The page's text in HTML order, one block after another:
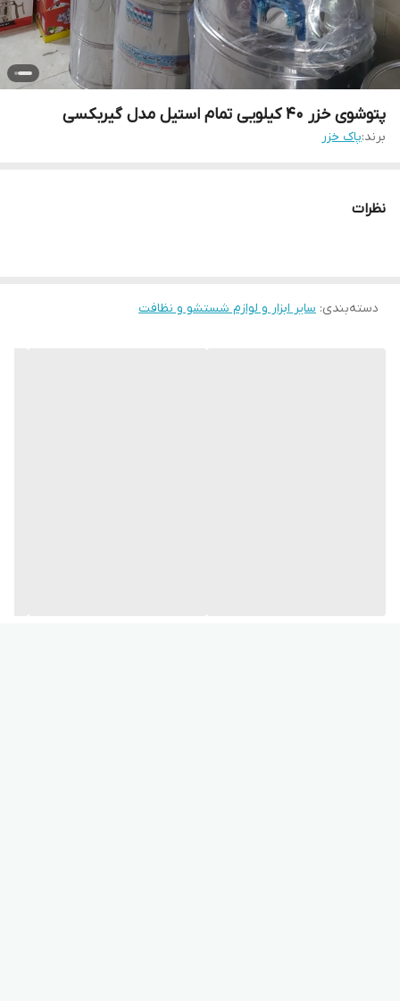
پتوشوی خزر ۴۰ کیلویی تمام استیل مدل گیربکسی
برند:پاک خزر
نظرات
دسته‌بندی: سایر ابزار و لوازم شستشو و نظافت